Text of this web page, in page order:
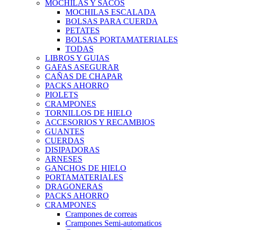
MOCHILAS Y SACOS
MOCHILAS ESCALADA
BOLSAS PARA CUERDA
PETATES
BOLSAS PORTAMATERIALES
TODAS
LIBROS Y GUIAS
GAFAS ASEGURAR
CAÑAS DE CHAPAR
PACKS AHORRO
PIOLETS
CRAMPONES
TORNILLOS DE HIELO
ACCESORIOS Y RECAMBIOS
GUANTES
CUERDAS
DISIPADORAS
ARNESES
GANCHOS DE HIELO
PORTAMATERIALES
DRAGONERAS
PACKS AHORRO
CRAMPONES
Crampones de correas
Crampones Semi-automaticos